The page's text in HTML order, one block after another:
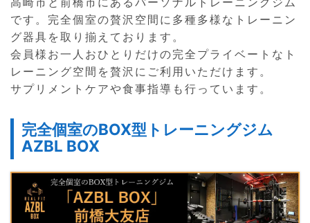
です。完全個室の贅沢空間に多種多様なトレーニン
グ器具を取り揃えております。
会員様お一人おひとりだけの完全プライベートなト
レーニング空間を贅沢にご利用いただけます。
サプリメントケアや食事指導も行っています。
完全個室のBOX型トレーニングジム
AZBL BOX